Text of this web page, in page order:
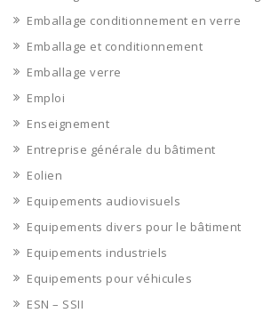
Emballage conditionnement en verre
Emballage et conditionnement
Emballage verre
Emploi
Enseignement
Entreprise générale du bâtiment
Eolien
Equipements audiovisuels
Equipements divers pour le bâtiment
Equipements industriels
Equipements pour véhicules
ESN – SSII